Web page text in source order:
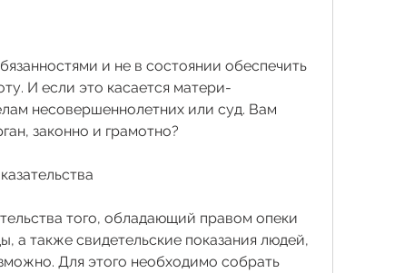
И если это касается матери-
несовершеннолетних или суд. Вам
законно и грамотно?
того, обладающий правом опеки
а также свидетельские показания людей,
Для этого необходимо собрать